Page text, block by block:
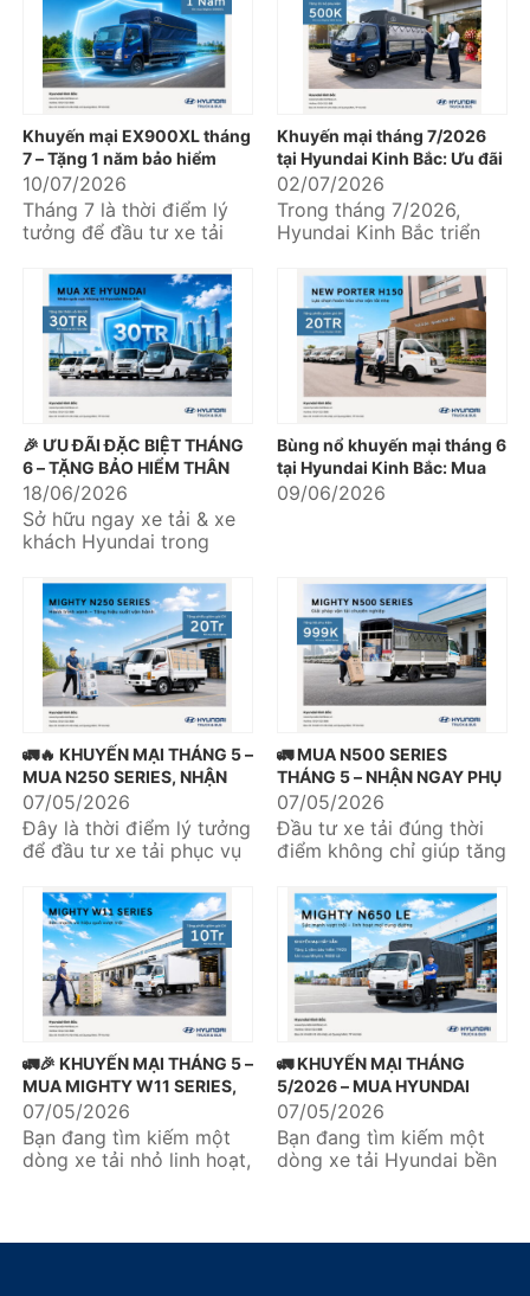
Kinh...
Khuyến mại EX900XL tháng
7 – Tặng 1 năm bảo hiểm
thân vỏ, an tâm khai thác
ngay từ chuyến hàng đầu
tiên
10/07/2026
Tháng 7 là thời điểm lý
tưởng để đầu tư xe tải
chuyển hàng hóa, mở
rộng...
Khuyến mại tháng 7/2026
tại Hyundai Kinh Bắc: Ưu đãi
hấp dẫn khi mua xe tải
Hyundai và Hyundai Solati
02/07/2026
Trong tháng 7/2026,
Hyundai Kinh Bắc triển
mại dành cho nhiều dòng
xe thương mại...
🎉 ƯU ĐÃI ĐẶC BIỆT THÁNG
6 – TẶNG BẢO HIỂM THÂN
VỎ LÊN TỚI 30 TRIỆU ĐỒNG
🚛🚌
18/06/2026
Sở hữu ngay xe tải & xe
khách Hyundai trong
bảo hiểm thân vỏ với giá
trị...
Bùng nổ khuyến mại tháng 6
tại Hyundai Kinh Bắc: Mua
xe nhận quà khủng liền tay
09/06/2026
🚛🔥 KHUYẾN MẠI THÁNG 5 –
MUA N250 SERIES, NHẬN
NGAY ƯU ĐÃI DỊCH VỤ 20
TRIỆU 🔥🚛
07/05/2026
Đây là thời điểm lý tưởng
để đầu tư xe tải phục vụ
quả vận chuyển....
🚛 MUA N500 SERIES
THÁNG 5 – NHẬN NGAY PHỤ
KIỆN 999K 🎁
07/05/2026
Đầu tư xe tải đúng thời
điểm không chỉ giúp tăng
còn tối ưu chi phí vận...
🚛🎉 KHUYẾN MẠI THÁNG 5 –
MUA MIGHTY W11 SERIES,
NHẬN NGAY ƯU ĐÃI DỊCH
VỤ 10 TRIỆU 🎉🚛
07/05/2026
Bạn đang tìm kiếm một
dòng xe tải nhỏ linh hoạt,
🚛 KHUYẾN MẠI THÁNG
5/2026 – MUA HYUNDAI
MIGHTY N650LE, TẶNG
NGAY 1 NĂM BẢO HIỂM
TNDS 🎉
07/05/2026
Bạn đang tìm kiếm một
dòng xe tải Hyundai bền